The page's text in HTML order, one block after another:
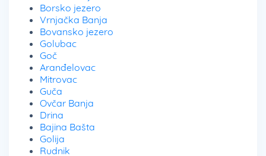
Borsko jezero
Vrnjačka Banja
Bovansko jezero
Golubac
Goč
Aranđelovac
Mitrovac
Guča
Ovčar Banja
Drina
Bajina Bašta
Golija
Rudnik